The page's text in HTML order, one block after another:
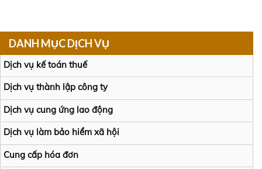
DANH MỤC DỊCH VỤ
Dịch vụ kế toán thuế
Dịch vụ thành lập công ty
Dịch vụ cung ứng lao động
Dịch vụ làm bảo hiểm xã hội
Cung cấp hóa đơn